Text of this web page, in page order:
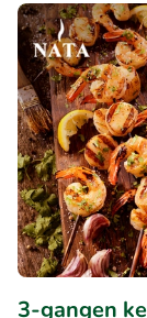
3-gangen